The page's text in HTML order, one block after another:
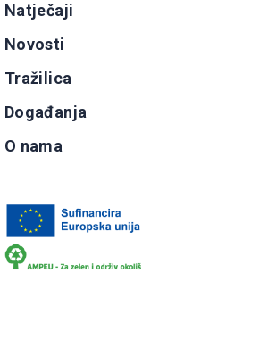
Natječaji
Novosti
Tražilica
Događanja
O nama